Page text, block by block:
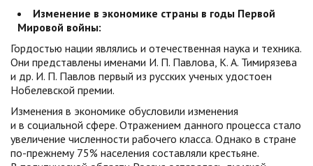
Изменение в экономике страны в годы Первой
Мировой войны:
Гордостью нации являлись и отечественная наука и техника.
Они представлены именами И. П. Павлова, К. А. Тимирязева
и др. И. П. Павлов первый из русских ученых удостоен
Нобелевской премии.
Изменения в экономике обусловили изменения
и в социальной сфере. Отражением данного процесса стало
увеличение численности рабочего класса. Однако в стране
по-прежнему 75% населения составляли крестьяне.